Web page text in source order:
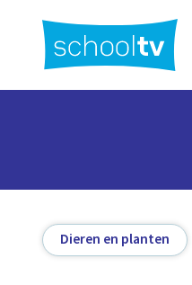
hoofdinhoud
Dieren en planten